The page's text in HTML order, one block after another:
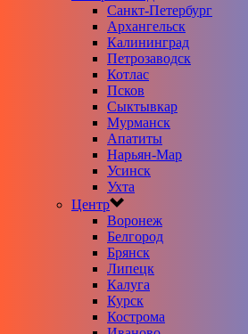
Санкт-Петербург
Архангельск
Калининград
Петрозаводск
Котлас
Псков
Сыктывкар
Мурманск
Апатиты
Нарьян-Мар
Усинск
Ухта
Центр
Воронеж
Белгород
Брянск
Липецк
Калуга
Курск
Кострома